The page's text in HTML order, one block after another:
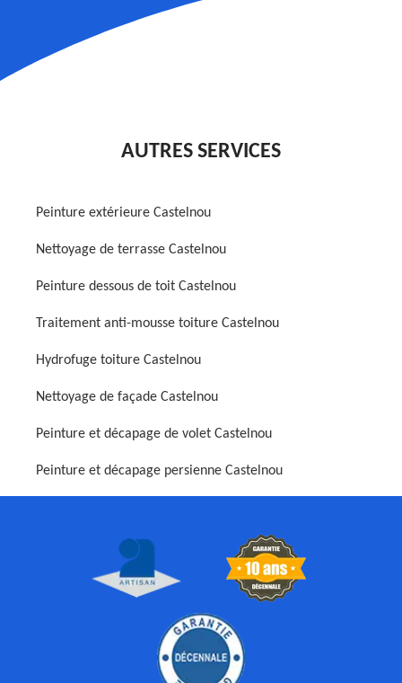
AUTRES SERVICES
Peinture extérieure Castelnou
Nettoyage de terrasse Castelnou
Peinture dessous de toit Castelnou
Traitement anti-mousse toiture Castelnou
Hydrofuge toiture Castelnou
Nettoyage de façade Castelnou
Peinture et décapage de volet Castelnou
Peinture et décapage persienne Castelnou